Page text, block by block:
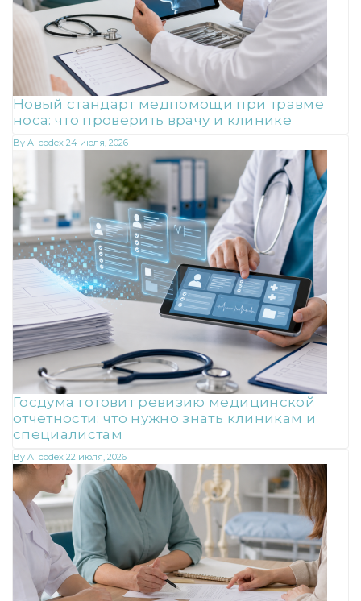
Новый стандарт медпомощи при травме
носа: что проверить врачу и клинике
By AI codex 24 июля, 2026
Госдума готовит ревизию медицинской
отчетности: что нужно знать клиникам и
специалистам
By AI codex 22 июля, 2026